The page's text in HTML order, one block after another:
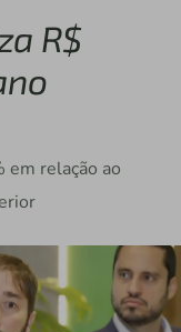
R$
relação ao